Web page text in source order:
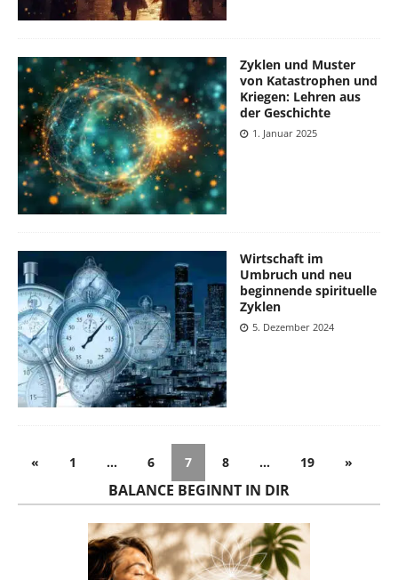
Zyklen und Muster
von Katastrophen und
Kriegen: Lehren aus
der Geschichte
1. Januar 2025
Wirtschaft im
Umbruch und neu
beginnende spirituelle
Zyklen
5. Dezember 2024
« 1 … 6 7 8 … 19 »
BALANCE BEGINNT IN DIR